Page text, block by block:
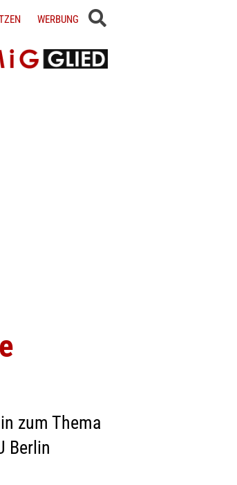
WERBUNG
zum Thema
Berlin